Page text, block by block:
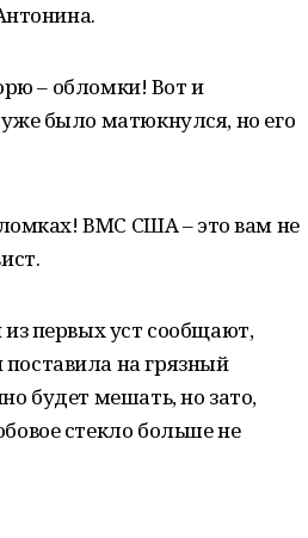
– обломки! Вот и
было матюкнулся, но его
ВМС США – это вам не
первых уст сообщают,
на грязный
будет мешать, но зато,
стекло больше не